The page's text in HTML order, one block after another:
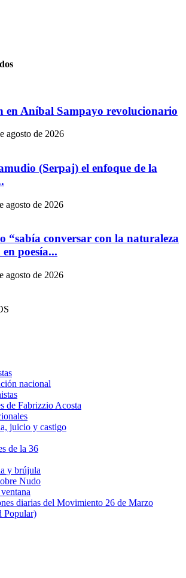
en Aníbal Sampayo revolucionario
agosto de 2026
(Serpaj) el enfoque de la
agosto de 2026
“sabía conversar con la naturaleza
poesía...
agosto de 2026
nacional
de Fabrizzio Acosta
juicio y castigo
de la 36
y brújula
Nudo
diarias del Movimiento 26 de Marzo
Popular)